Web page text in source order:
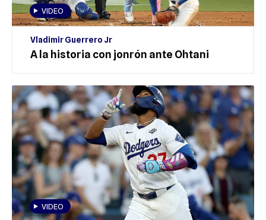
VIDEO
Vladimir Guerrero Jr
A la historia con jonrón ante Ohtani
VIDEO